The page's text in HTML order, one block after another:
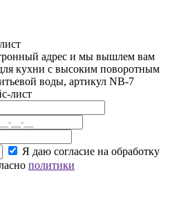
адрес и мы вышлем вам
кухни с высоким поворотным
воды, артикул NB-7
Я даю согласие на обработку
политики